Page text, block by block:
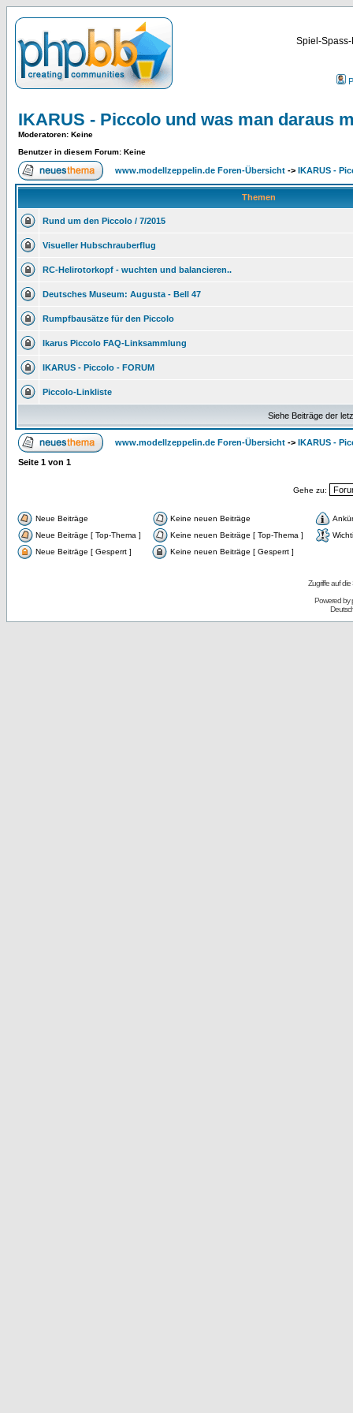
Spiel-
IKARUS - Piccolo und was man daraus
Moderatoren: Keine
Benutzer in diesem Forum: Keine
www.modellzeppelin.de Foren-Übersicht -> IKARUS -
Themen
Rund um den Piccolo / 7/2015
Visueller Hubschrauberflug
RC-Helirotorkopf - wuchten und balancieren..
Deutsches Museum: Augusta - Bell 47
Rumpfbausätze für den Piccolo
Ikarus Piccolo FAQ-Linksammlung
IKARUS - Piccolo - FORUM
Piccolo-Linkliste
Siehe Beiträge der
www.modellzeppelin.de Foren-Übersicht -> IKARUS -
Seite 1 von 1
Gehe zu:
Neue Beiträge Keine neuen Beiträge
Neue Beiträge [ Top-Thema ]
Keine neuen Beiträge [ Top-Thema ]
Neue Beiträge [ Gesperrt ]
Keine neuen Beiträge [ Gesperrt ]
Zugriffe auf
Powered by